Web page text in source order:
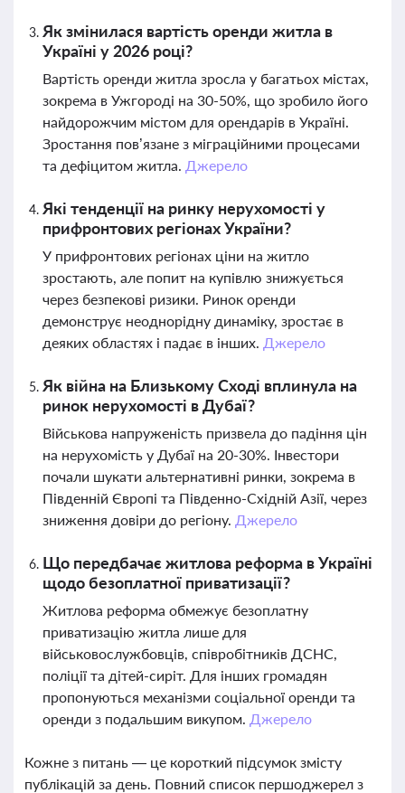
Як змінилася вартість оренди житла в
Україні у 2026 році?
Вартість оренди житла зросла у багатьох містах,
зокрема в Ужгороді на 30-50%, що зробило його
найдорожчим містом для орендарів в Україні.
Зростання пов’язане з міграційними процесами
та дефіцитом житла. Джерело
Які тенденції на ринку нерухомості у
прифронтових регіонах України?
У прифронтових регіонах ціни на житло
зростають, але попит на купівлю знижується
через безпекові ризики. Ринок оренди
демонструє неоднорідну динаміку, зростає в
деяких областях і падає в інших. Джерело
Як війна на Близькому Сході вплинула на
ринок нерухомості в Дубаї?
Військова напруженість призвела до падіння цін
на нерухомість у Дубаї на 20-30%. Інвестори
почали шукати альтернативні ринки, зокрема в
Південній Європі та Південно-Східній Азії, через
зниження довіри до регіону. Джерело
Що передбачає житлова реформа в Україні
щодо безоплатної приватизації?
Житлова реформа обмежує безоплатну
приватизацію житла лише для
військовослужбовців, співробітників ДСНС,
поліції та дітей-сиріт. Для інших громадян
пропонуються механізми соціальної оренди та
оренди з подальшим викупом. Джерело
Кожне з питань — це короткий підсумок змісту
публікацій за день. Повний список першоджерел з